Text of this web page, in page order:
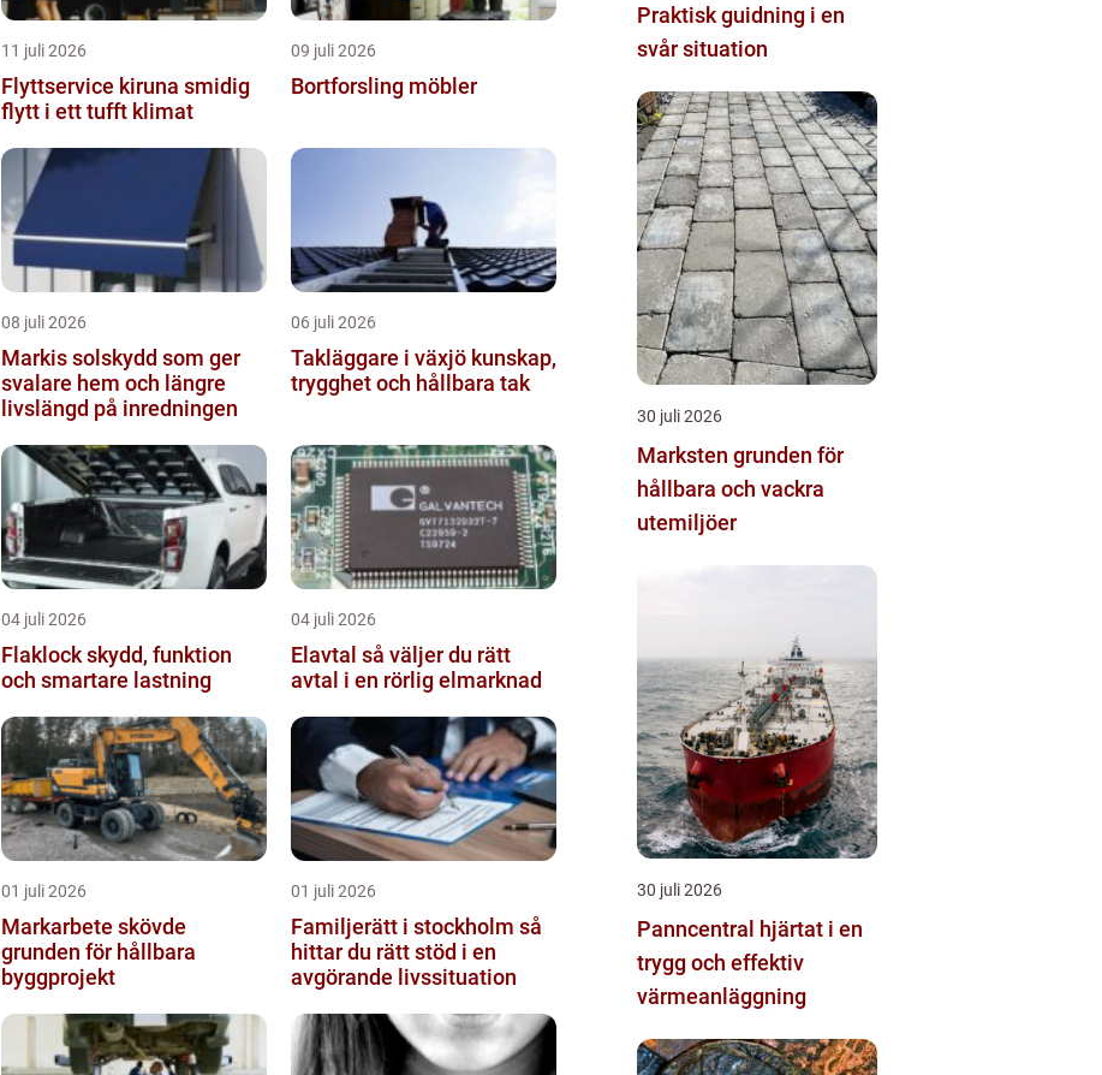
11 juli 2026
Flyttservice kiruna smidig
flytt i ett tufft klimat
09 juli 2026
Bortforsling möbler
08 juli 2026
Markis solskydd som ger
svalare hem och längre
livslängd på inredningen
06 juli 2026
Takläggare i växjö kunskap,
trygghet och hållbara tak
04 juli 2026
Flaklock skydd, funktion
och smartare lastning
04 juli 2026
Elavtal så väljer du rätt
avtal i en rörlig elmarknad
01 juli 2026
Markarbete skövde
grunden för hållbara
byggprojekt
01 juli 2026
Familjerätt i stockholm så
hittar du rätt stöd i en
avgörande livssituation
Praktisk guidning i en
svår situation
30 juli 2026
Marksten grunden för
hållbara och vackra
utemiljöer
30 juli 2026
Panncentral hjärtat i en
trygg och effektiv
värmeanläggning